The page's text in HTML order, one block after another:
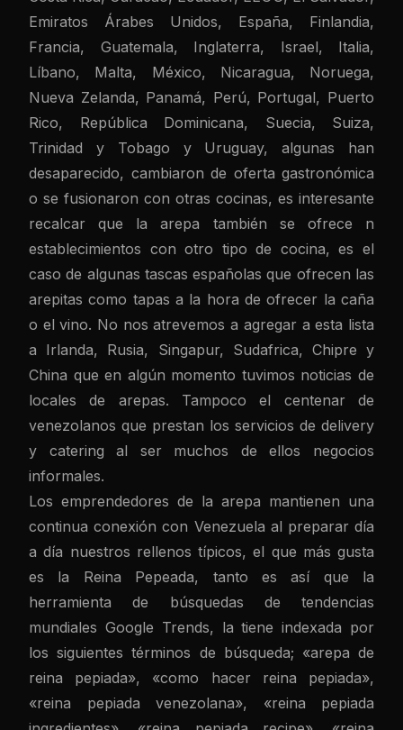
Emiratos Árabes Unidos, España, Finlandia,
Francia, Guatemala, Inglaterra, Israel, Italia,
Líbano, Malta, México, Nicaragua, Noruega,
Nueva Zelanda, Panamá, Perú, Portugal, Puerto
Rico, República Dominicana, Suecia, Suiza,
Trinidad y Tobago y Uruguay, algunas han
desaparecido, cambiaron de oferta gastronómica
o se fusionaron con otras cocinas, es interesante
recalcar que la arepa también se ofrece n
establecimientos con otro tipo de cocina, es el
caso de algunas tascas españolas que ofrecen las
arepitas como tapas a la hora de ofrecer la caña
o el vino. No nos atrevemos a agregar a esta lista
a Irlanda, Rusia, Singapur, Sudafrica, Chipre y
China que en algún momento tuvimos noticias de
locales de arepas. Tampoco el centenar de
venezolanos que prestan los servicios de delivery
y catering al ser muchos de ellos negocios
informales.
Los emprendedores de la arepa mantienen una
continua conexión con Venezuela al preparar día
a día nuestros rellenos típicos, el que más gusta
es la Reina Pepeada, tanto es así que la
herramienta de búsquedas de tendencias
mundiales Google Trends, la tiene indexada por
los siguientes términos de búsqueda; «arepa de
reina pepiada», «como hacer reina pepiada»,
«reina pepiada venezolana», «reina pepiada